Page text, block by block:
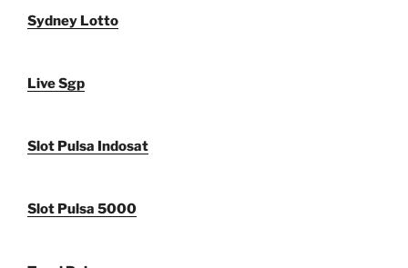
Sydney Lotto
Live Sgp
Slot Pulsa Indosat
Slot Pulsa 5000